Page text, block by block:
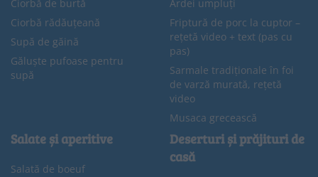
Ciorbă de burtă
Ciorbă rădăuțeană
Supă de găină
Găluște pufoase pentru
supă
Ardei umpluți
Friptură de porc la cuptor –
rețetă video + text (pas cu
pas)
Sarmale tradiționale în foi
de varză murată, rețetă
video
Musaca grecească
Salate și aperitive
Salată de boeuf
Deserturi și prăjituri de
casă